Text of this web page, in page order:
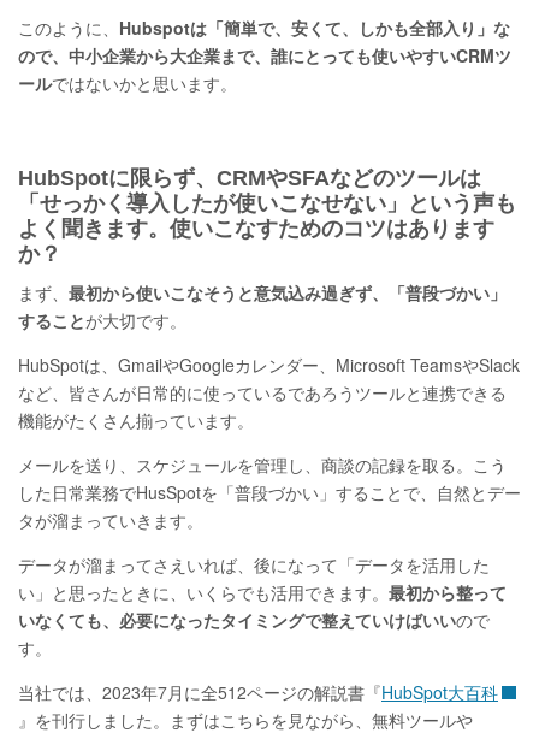
このように、 Hubspotは「簡単で、安くて、しかも全部入り」な
ので、中小企業から大企業まで、誰にとっても使いやすいCRMツ
ールではないかと思います。
HubSpotに限らず、CRMやSFAなどのツールは
「せっかく導入したが使いこなせない」という声も
よく聞きます。使いこなすためのコツはあります
か？
まず、 最初から使いこなそうと意気込み過ぎず、「普段づかい」
することが大切です。
HubSpotは、GmailやGoogleカレンダー、Microsoft TeamsやSlack
など、皆さんが日常的に使っているであろうツールと連携できる
機能がたくさん揃っています。
メールを送り、スケジュールを管理し、商談の記録を取る。こう
した日常業務でHusSpotを「普段づかい」することで、自然とデー
タが溜まっていきます。
データが溜まってさえいれば、後になって「データを活用した
い」と思ったときに、いくらでも活用できます。 最初から整って
いなくても、必要になったタイミングで整えていけばいいので
す。
当社では、2023年7月に全512ページの解説書『HubSpot大百科
』を刊行しました。まずはこちらを見ながら、無料ツールや